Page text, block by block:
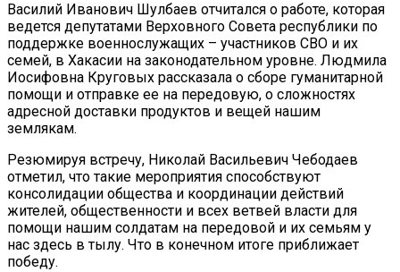
Василий Иванович Шулбаев отчитался о работе, которая
ведется депутатами Верховного Совета республики по
поддержке военнослужащих – участников СВО и их
семей, в Хакасии на законодательном уровне. Людмила
Иосифовна Круговых рассказала о сборе гуманитарной
помощи и отправке ее на передовую, о сложностях
адресной доставки продуктов и вещей нашим
землякам.
Резюмируя встречу, Николай Васильевич Чебодаев
отметил, что такие мероприятия способствуют
консолидации общества и координации действий
жителей, общественности и всех ветвей власти для
помощи нашим солдатам на передовой и их семьям у
нас здесь в тылу. Что в конечном итоге приближает
победу.